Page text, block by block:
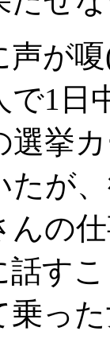
声が
で1日
選挙
たが
んの
話す
乗っ